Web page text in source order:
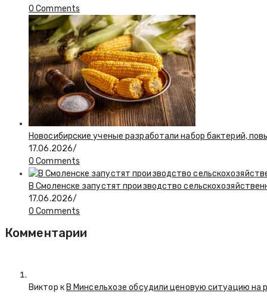
0 Comments
Новосибирские ученые разработали набор бактерий,
17.06.2026/
0 Comments
В Смоленске запустят производство
17.06.2026/
0 Comments
Комментарии
Виктор кВ Минсельхозе обсудили ценовую ситуацию на